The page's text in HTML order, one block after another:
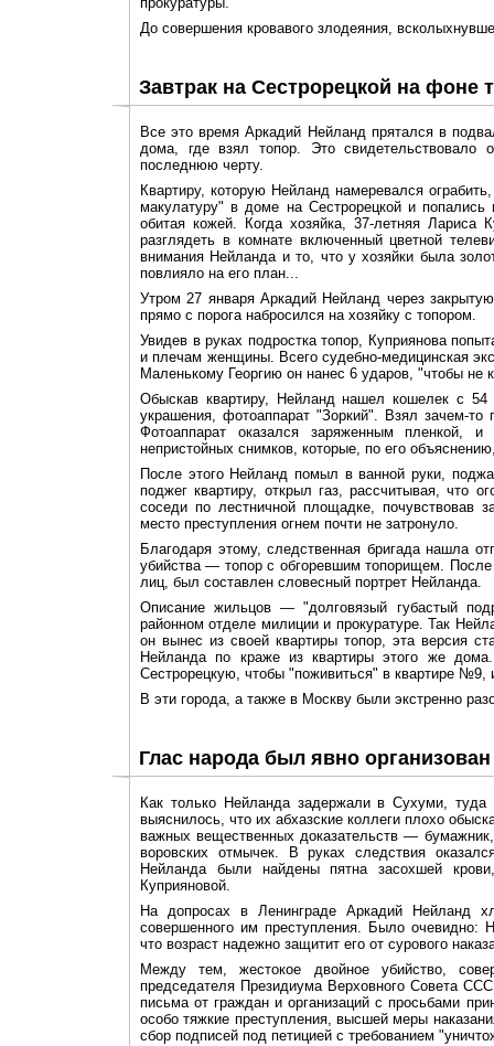
До совершения кровавого злодеяния,
Завтрак на Сестрорецкой на фоне
Все это время Аркадий Нейланд прятался в
дома, где взял топор. Это свидетельствовало
последнюю черту.
Квартиру, которую Нейланд намеревался
макулатуру" в доме на Сестрорецкой и
обитая кожей. Когда хозяйка, 37-летняя Лариса
разглядеть в комнате включенный цветной
внимания Нейланда и то, что у хозяйки была
повлияло на его план...
Утром 27 января Аркадий Нейланд через
прямо с порога набросился на хозяйку с топором.
Увидев в руках подростка топор, Куприянова
и плечам женщины. Всего судебно-медицинская
Маленькому Георгию он нанес 6 ударов, "чтобы не
Обыскав квартиру, Нейланд нашел кошелек с 54
украшения, фотоаппарат "Зоркий". Взял зачем-
Фотоаппарат оказался заряженным пленкой,
непристойных снимков, которые, по его
После этого Нейланд помыл в ванной руки,
поджег квартиру, открыл газ, рассчитывая, что
соседи по лестничной площадке, почувствовав
место преступления огнем почти не затронуло.
Благодаря этому, следственная бригада нашла
убийства — топор с обгоревшим топорищем.
лиц, был составлен словесный портрет Нейланда.
Описание жильцов — "долговязый губастый
районном отделе милиции и прокуратуре. Так
он вынес из своей квартиры топор, эта версия
Нейланда по краже из квартиры этого же
Сестрорецкую, чтобы "поживиться" в квартире
В эти города, а также в Москву были экстренно
Глас народа был явно
Как только Нейланда задержали в Сухуми, туда
выяснилось, что их абхазские коллеги плохо
важных вещественных доказательств —
воровских отмычек. В руках следствия
Нейланда были найдены пятна засохшей
Куприяновой.
На допросах в Ленинграде Аркадий Нейланд
совершенного им преступления. Было очевидно:
что возраст надежно защитит его от сурового
Между тем, жестокое двойное убийство,
председателя Президиума Верховного Совета
письма от граждан и организаций с просьбами
особо тяжкие преступления, высшей меры
сбор подписей под петицией с требованием